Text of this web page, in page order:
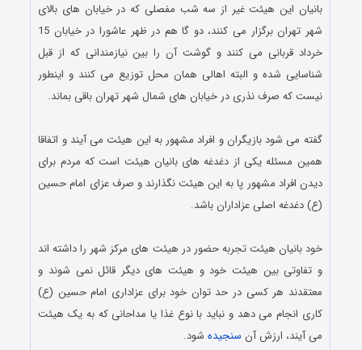
بانیان این هیئت غیر از سه شب مفصلی که در خیابان های بالای
شهر تهران برگزار می کنند، دو گا هم در ظهر عاشورا در خیابان 15
خرداد قربانی می کنند و گوشت آن را بین نیازمندانی که از قبل
شناسایی شده و البته اهالی همان محل توزیع می کنند و اینطور
نیست که صرف نذری در خیابان های شمال شهر تهران باقی بماند.
گفته می شود بازیگران و افراد مشهور به این هیئت می آیند و اتفاقا
همین مسئله یکی از دغدغه های بانیان هیئت است که مردم برای
دیدن افراد مشهور پا به این هیئت نگذارند و صرف عزای امام حسین
(ع) دغدغه اصلی عزاداران باشد.
خود بانیان هیئت تجربه حضور در هیئت های مرکز شهر را داشته اند
و تفاوتی بین هیئت خود و هیئت های دیگر قائل نمی شوند و
معتقدند هر کسی در حد توان خود برای عزاداری امام حسین (ع)
کاری انجام می دهد و نباید با نوع غذا یا مداحانی که به یک هیئت
می آیند، ارزش آن سنجیده شود.